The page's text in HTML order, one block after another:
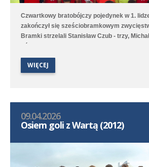
Czwartkowy bratobójczy pojedynek w 1.
zakończył się sześciobramkowym
Bramki strzelali Stanisław Czub - trzy,
Fórmaniak oraz Łukasz Miszkiewicz.
WIĘCEJ
09.04.2026
Osiem goli z Wartą (2012)